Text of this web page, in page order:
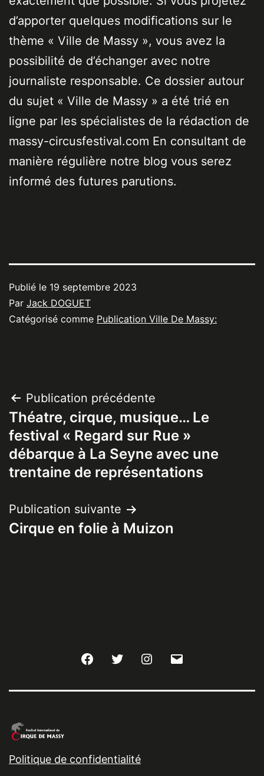
d’apporter quelques modifications sur le
thème « Ville de Massy », vous avez la
possibilité de d’échanger avec notre
journaliste responsable. Ce dossier autour
du sujet « Ville de Massy » a été trié en
ligne par les spécialistes de la rédaction de
massy-circusfestival.com En consultant de
manière régulière notre blog vous serez
informé des futures parutions.
Publié le 19 septembre 2023
Par Jack DOGUET
Catégorisé comme Publication Ville De Massy:
Navigation
de
l’article
Publication précédente
Théatre, cirque, musique… Le
festival « Regard sur Rue »
débarque à La Seyne avec une
trentaine de représentations
Publication suivante
Cirque en folie à Muizon
FacebookTwitter Instagram
Politique de confidentialité